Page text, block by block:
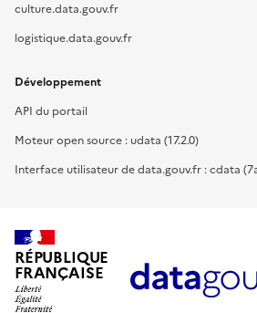
culture.data.gouv.fr
logistique.data.gouv.fr
Développement
API du portail
Moteur open source : udata (17.2.0)
Interface utilisateur de data.gouv.fr : cdata
RÉPUBLIQUE
FRANÇAISE